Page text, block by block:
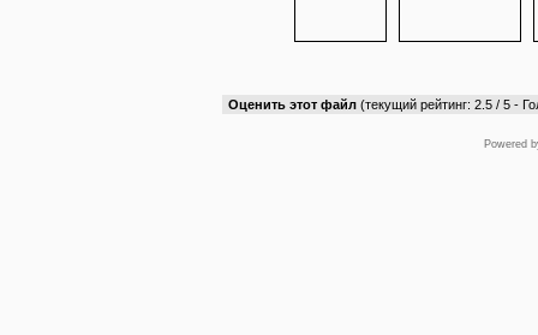
Оценить этот файл (текущий рейтинг: 2.5 / 5 -
Powered